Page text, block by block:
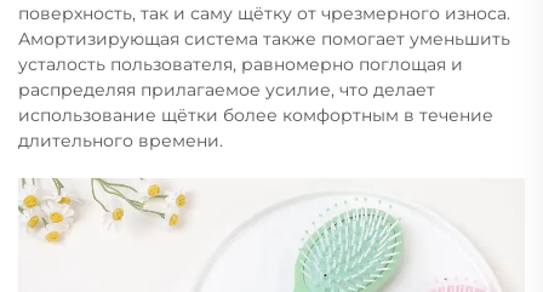
поверхность, так и саму щётку от чрезмерного износа.
Амортизирующая система также помогает уменьшить
усталость пользователя, равномерно поглощая и
распределяя прилагаемое усилие, что делает
использование щётки более комфортным в течение
длительного времени.